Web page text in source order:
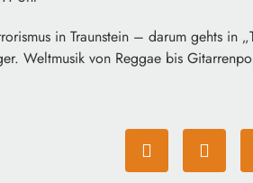
in Traunstein – darum gehts in
Weltmusik von Reggae bis